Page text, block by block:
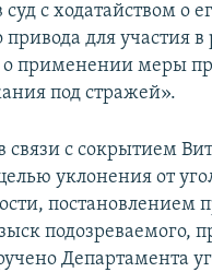
суд с ходатайством о
привода для участия
о применении меры
под стражей».
связи с сокрытием
уклонения от
постановлением
подозреваемого,
Департамента